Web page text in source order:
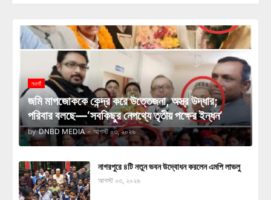
নওগাঁ
জমি মাপজোককে কেন্দ্র করে উত্তেজনা, অস্ত্র উদ্ধার;
পরিবার বলছে—‘সবকিছুর নেপথ্যে তৃতীয় পক্ষের ইন্ধন’
by DNBD MEDIA - আগস্ট ০৩, ২০২৬
নাগরপুরে ৪টি নতুন ভবন উদ্বোধন করলেন এমপি লাভলু
আগস্ট ০৩, ২০২৬